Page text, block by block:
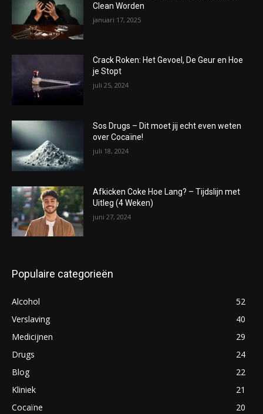
Clean Worden
januari 17, 2025
Crack Roken: Het Gevoel, De Geur en Hoe
je Stopt
juli 25, 2024
Sos Drugs – Dit moet jij echt even weten
over Cocaïne!
juli 18, 2024
Afkicken Coke Hoe Lang? – Tijdslijn met
Uitleg (4 Weken)
juni 27, 2024
Populaire categorieën
Alcohol
52
Verslaving
40
Medicijnen
29
Drugs
24
Blog
22
Kliniek
21
Cocaïne
20